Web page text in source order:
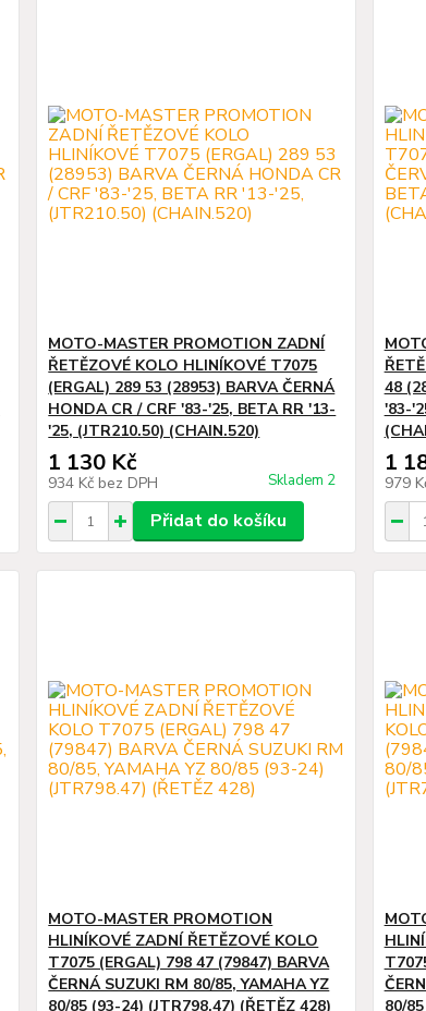
MOTO-MASTER PROMOTION ZADNÍ
ŘETĚZOVÉ KOLO HLINÍKOVÉ T7075
(ERGAL) 289 53 (28953) BARVA ČERNÁ
HONDA CR / CRF '83-'25, BETA RR '13-
'25, (JTR210.50) (CHAIN.520)
1 130 Kč
934 Kč bez DPH Skladem 2
Přidat do košíku
48
'83-
1
979
MOTO-MASTER PROMOTION
HLINÍKOVÉ ZADNÍ ŘETĚZOVÉ KOLO
T7075 (ERGAL) 798 47 (79847) BARVA
ČERNÁ SUZUKI RM 80/85, YAMAHA YZ
80/85 (93-24) (JTR798.47) (ŘETĚZ 428)
80/